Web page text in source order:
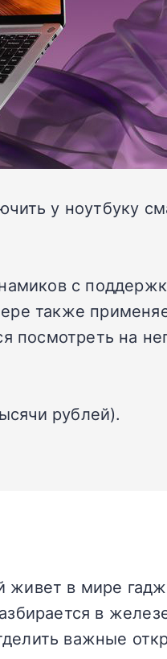
у ноутбуку
с
также
посмотреть на
рублей).
живет в мире
в
важные